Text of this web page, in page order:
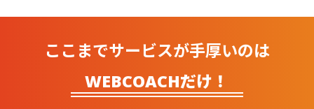
ここまでサービスが手厚いのは
WEBCOACHだけ！